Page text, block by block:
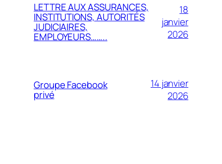
LETTRE AUX ASSURANCES,
INSTITUTIONS, AUTORITÉS
JUDICIAIRES,
EMPLOYEURS……..
18
janvier
2026
Groupe Facebook
privé
14 janvier
2026